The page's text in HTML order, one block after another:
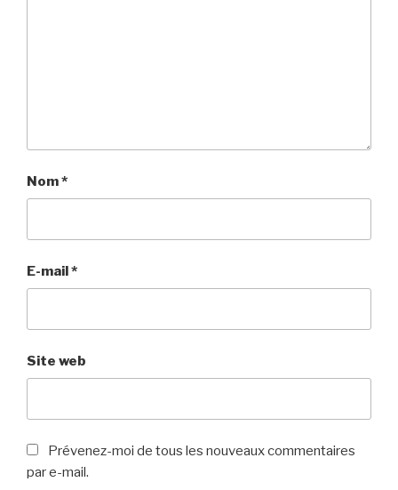
Nom*
E-mail*
Site web
Prévenez-moi de tous les nouveaux commentaires
par e-mail.